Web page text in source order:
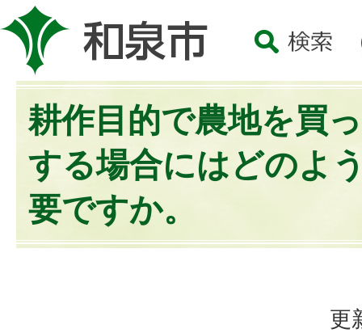
耕作目的で農地を買
する場合にはどのよ
要ですか。
更